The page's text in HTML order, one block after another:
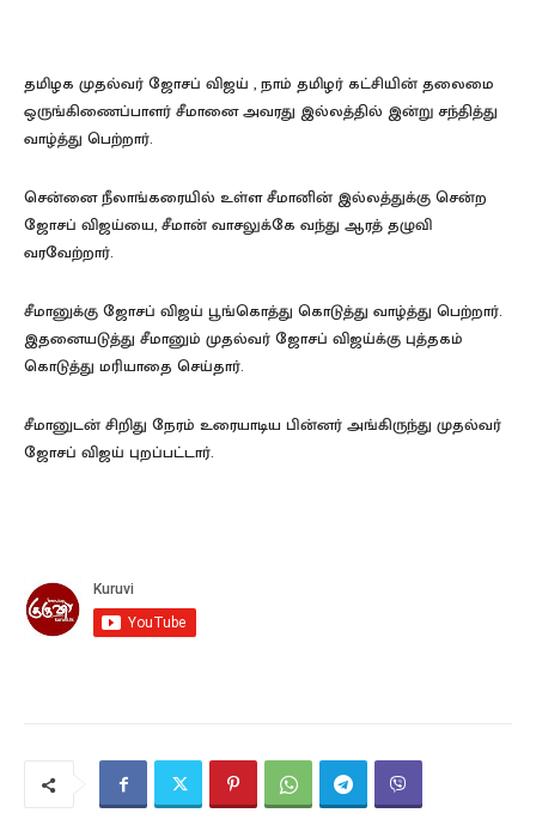
தமிழக முதல்வர் ஜோசப் விஜய் , நாம் தமிழர் கட்சியின் தலைமை
ஒருங்கிணைப்பாளர் சீமானை அவரது இல்லத்தில் இன்று சந்தித்து
வாழ்த்து பெற்றார்.
சென்னை நீலாங்கரையில் உள்ள சீமானின் இல்லத்துக்கு சென்ற
ஜோசப் விஜய்யை, சீமான் வாசலுக்கே வந்து ஆரத் தழுவி
வரவேற்றார்.
சீமானுக்கு ஜோசப் விஜய் பூங்கொத்து கொடுத்து வாழ்த்து பெற்றார்.
இதனையடுத்து சீமானும் முதல்வர் ஜோசப் விஜய்க்கு புத்தகம்
கொடுத்து மரியாதை செய்தார்.
சீமானுடன் சிறிது நேரம் உரையாடிய பின்னர் அங்கிருந்து முதல்வர்
ஜோசப் விஜய் புறப்பட்டார்.